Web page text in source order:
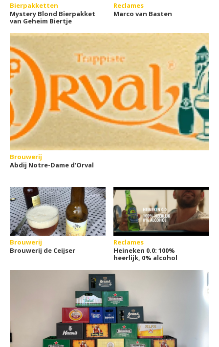
Bierpakketten
Mystery Blond Bierpakket
van Geheim Biertje
Reclames
Marco van Basten
Brouwerij
Abdij Notre-Dame d'Orval
Brouwerij
Brouwerij de Ceijser
Reclames
Heineken 0.0: 100%
heerlijk, 0% alcohol